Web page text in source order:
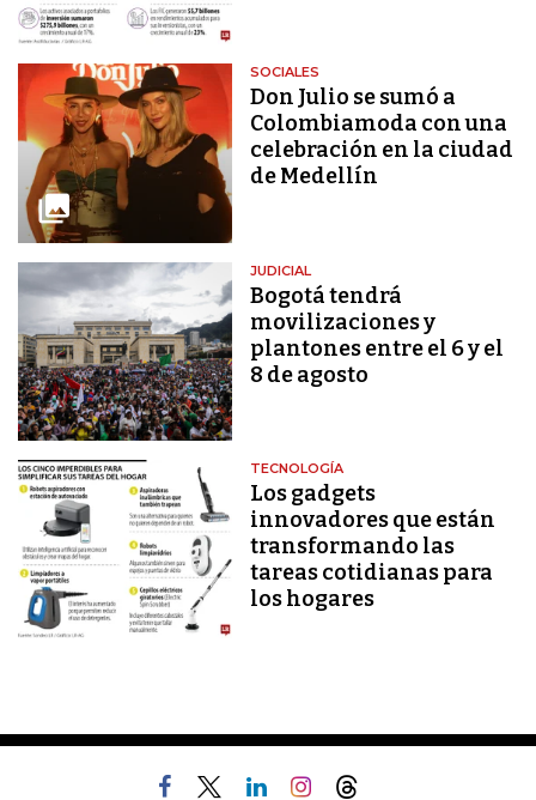
SOCIALES
Don Julio se sumó a
Colombiamoda con una
celebración en la ciudad
de Medellín
JUDICIAL
Bogotá tendrá
movilizaciones y
plantones entre el 6 y el
8 de agosto
TECNOLOGÍA
Los gadgets
innovadores que están
transformando las
tareas cotidianas para
los hogares